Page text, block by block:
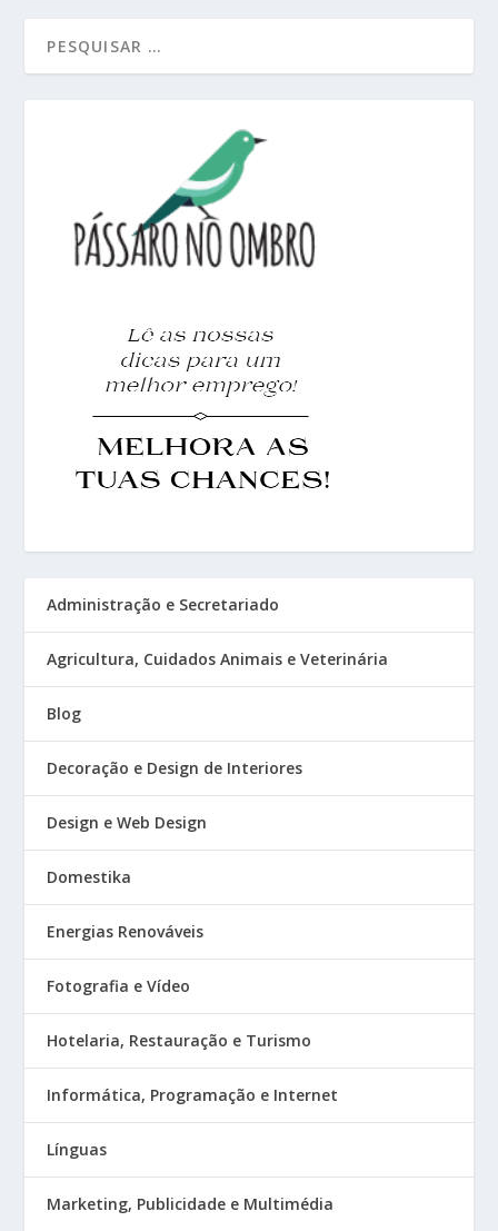
Administração e Secretariado
Agricultura, Cuidados Animais e Veterinária
Blog
Decoração e Design de Interiores
Design e Web Design
Domestika
Energias Renováveis
Fotografia e Vídeo
Hotelaria, Restauração e Turismo
Informática, Programação e Internet
Línguas
Marketing, Publicidade e Multimédia